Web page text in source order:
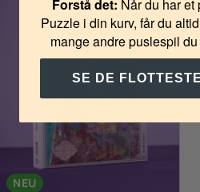
NEU
Forstå det: Når du har
Puzzle i din kurv, får du
mange andre puslespil
SE DE